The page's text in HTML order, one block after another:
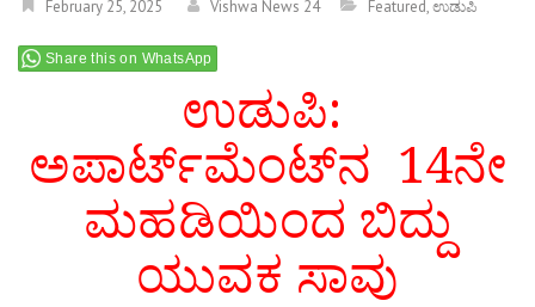
February 25, 2025 Vishwa News 24 Featured,ಉಡುಪಿ
Share this on WhatsApp
ಉಡುಪಿ:
ಅಪಾರ್ಟ್‌ಮೆಂಟ್‌ನ 14ನೇ
ಮಹಡಿಯಿಂದ ಬಿದ್ದು
ಯುವಕ ಸಾವು